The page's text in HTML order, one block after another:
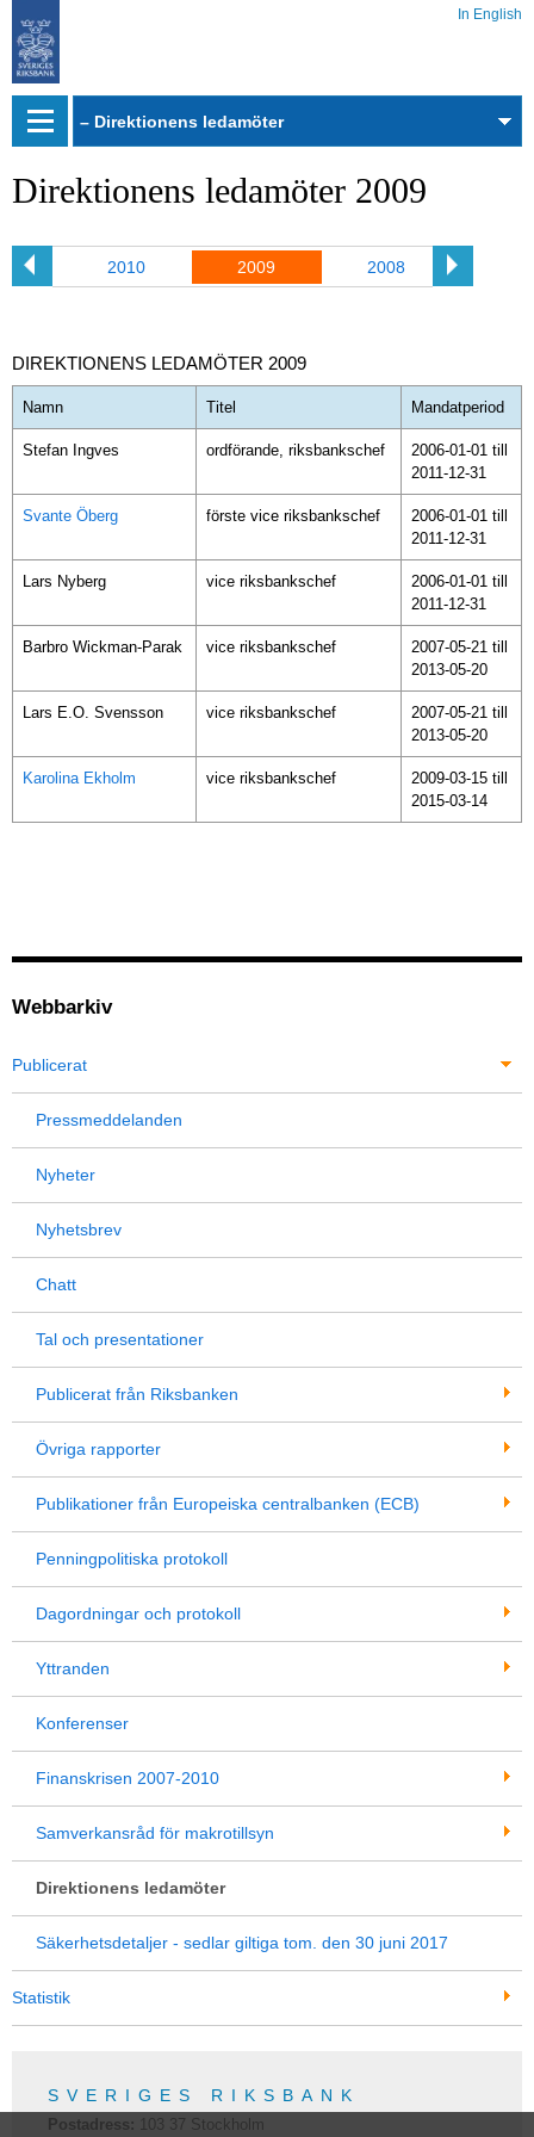
In English
Webbarkiv
Direktionens ledamöter 2009
2010 2009 2008
DIREKTIONENS LEDAMÖTER 2009
Namn Titel Mandatperiod
Stefan Ingves ordförande, riksbankschef
2006-01-01 till
2011-12-31
Svante Öberg förste vice riksbankschef
2006-01-01 till
2011-12-31
Lars Nyberg vice riksbankschef
2006-01-01 till
2011-12-31
Barbro Wickman-Parak vice riksbankschef
2007-05-21 till
2013-05-20
Lars E.O. Svensson vice riksbankschef
2007-05-21 till
2013-05-20
Karolina Ekholm vice riksbankschef
2009-03-15 till
2015-03-14
Webbarkiv
Publicerat
Pressmeddelanden
Nyheter
Nyhetsbrev
Chatt
Tal och presentationer
Publicerat från Riksbanken
Övriga rapporter
Publikationer från Europeiska centralbanken (ECB)
Penningpolitiska protokoll
Dagordningar och protokoll
Yttranden
Konferenser
Finanskrisen 2007-2010
Samverkansråd för makrotillsyn
Direktionens ledamöter
Säkerhetsdetaljer - sedlar giltiga tom. den 30 juni 2017
Statistik
SVERIGES RIKSBANK
Postadress: 103 37 Stockholm